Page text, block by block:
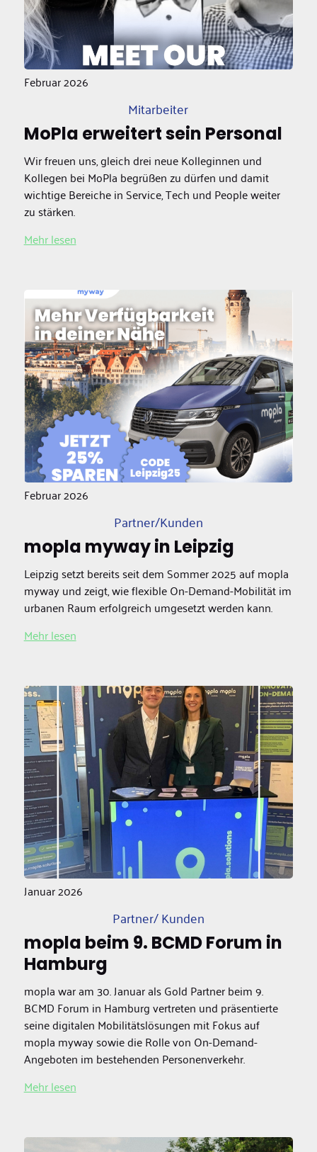
Februar 2026
Mitarbeiter
MoPla erweitert sein Personal
Wir freuen uns, gleich drei neue Kolleginnen und
Kollegen bei MoPla begrüßen zu dürfen und damit
wichtige Bereiche in Service, Tech und People weiter
zu stärken.
Mehr lesen
Februar 2026
Partner/Kunden
mopla myway in Leipzig
Leipzig setzt bereits seit dem Sommer 2025 auf mopla
myway und zeigt, wie flexible On-Demand-Mobilität im
urbanen Raum erfolgreich umgesetzt werden kann.
Mehr lesen
Januar 2026
Partner/ Kunden
mopla beim 9. BCMD Forum in
Hamburg
mopla war am 30. Januar als Gold Partner beim 9.
BCMD Forum in Hamburg vertreten und präsentierte
seine digitalen Mobilitätslösungen mit Fokus auf
mopla myway sowie die Rolle von On-Demand-
Angeboten im bestehenden Personenverkehr.
Mehr lesen